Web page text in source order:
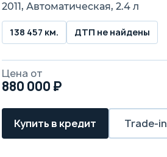
2011, Автоматическая, 2.4 л
138 457 км. ДТП не найдены
Цена от
880 000 ₽
Купить в кредит Trade-in